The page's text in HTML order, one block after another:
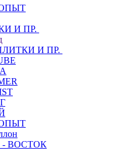
И ПР.
И ПР.
ВОСТОК